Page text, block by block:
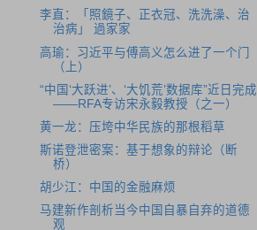
李直：「照鏡子、正衣冠、洗洗澡、治
治病」 過家家
高瑜：习近平与傅高义怎么进了一个门
（上）
“中国‘大跃进’、‘大饥荒’数据库”近日完成
――RFA专访宋永毅教授（之一）
黄一龙：压垮中华民族的那根稻草
斯诺登泄密案：基于想象的辩论（断
桥）
胡少江：中国的金融麻烦
马建新作剖析当今中国自暴自弃的道德
观